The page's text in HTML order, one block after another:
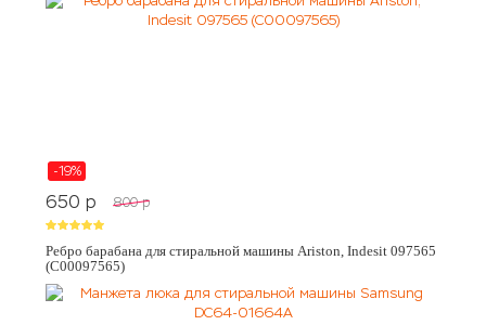
-19%
650 p 800 p
Ребро барабана для стиральной машины Ariston, Indesit 097565
(C00097565)